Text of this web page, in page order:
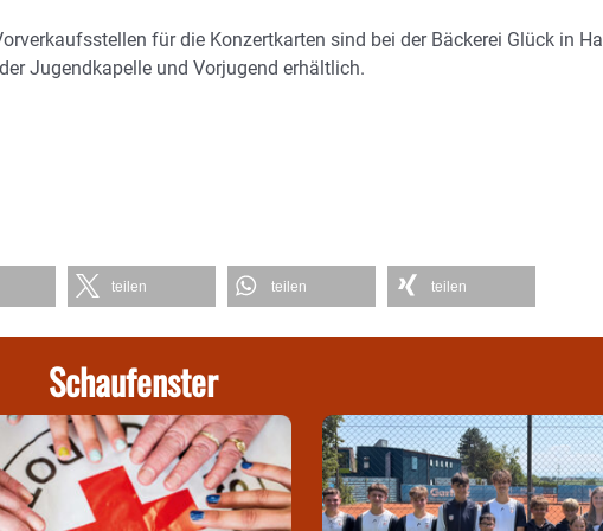
für die Konzertkarten sind bei der Bäckerei Glück in
Jugendkapelle und Vorjugend erhältlich.
teilen teilen teilen
Schaufenster